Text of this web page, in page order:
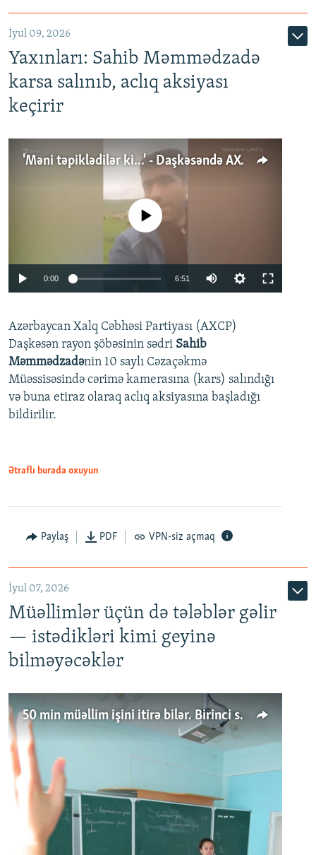
İyul 09, 2026
Yaxınları: Sahib Məmmədzadə
karsa salınıb, aclıq aksiyası
keçirir
'Məni təpiklədilər ki...' - Daşkəsəndə AXCP fəalının yaxınları onun həbsinə etiraz edirlər
Auto 240p 360p
720p 1080p
No media source currently available
0:00 6:51
360p
720p
1080p
Azərbaycan Xalq Cəbhəsi Partiyası (AXCP)
Daşkəsən rayon şöbəsinin sədri Sahib
Məmmədzadənin 10 saylı Cəzaçəkmə
Müəssisəsində cərimə kamerasına (kars) salındığı
və buna etiraz olaraq aclıq aksiyasına başladığı
bildirilir.
Ətraflı burada oxuyun
Paylaş PDF VPN-siz açmaq
İyul 07, 2026
Müəllimlər üçün də tələblər gəlir
— istədikləri kimi geyinə
bilməyəcəklər
50 min müəllim işini itirə bilər. Birinci sinfə gedənlər azalır